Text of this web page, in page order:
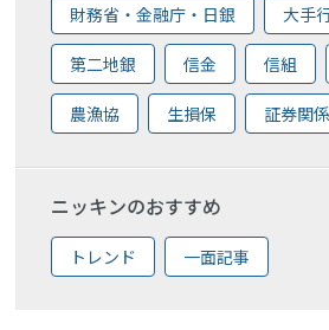
財務省・金融庁・日銀 大手
第二地銀 信金 信組
農漁協 生損保 証券関係
ニッキンのおすすめ
トレンド 一面記事